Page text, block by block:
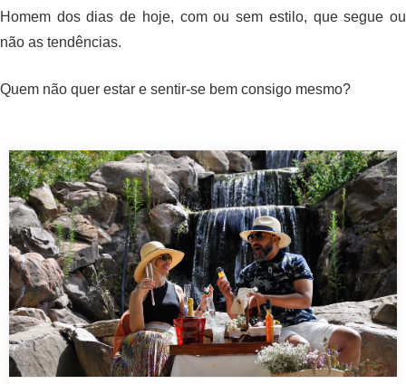
Homem dos dias de hoje, com ou sem estilo, que segue ou
não as tendências.
Quem não quer estar e sentir-se bem consigo mesmo?